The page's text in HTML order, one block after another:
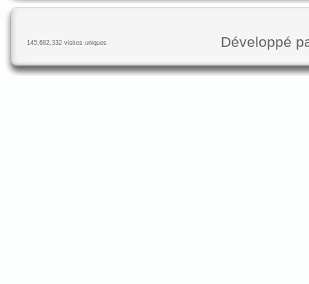
145,682,332 visites uniques Développé